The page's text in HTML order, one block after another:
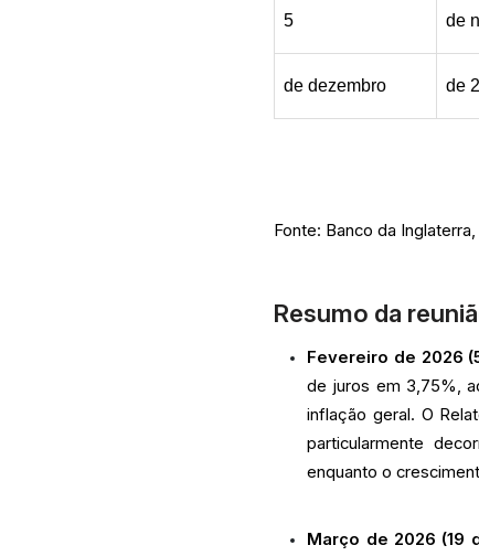
5 de
de dezembro de
Fonte: Banco da
Resumo da
Fevereiro de 2026
de juros em 3,75%,
inflação geral. O
particularmente
enquanto o
Março de 2026 (19